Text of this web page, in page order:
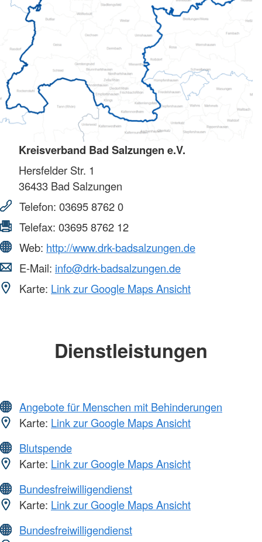
Kreisverband Bad Salzungen e.V.
Hersfelder Str. 1
36433 Bad Salzungen
Telefon: 03695 8762 0
Telefax: 03695 8762 12
Web: http://www.drk-badsalzungen.de
E-Mail: info@drk-badsalzungen.de
Karte: Link zur Google Maps Ansicht
Dienstleistungen
Angebote für Menschen mit Behinderungen
Karte: Link zur Google Maps Ansicht
Blutspende
Karte: Link zur Google Maps Ansicht
Bundesfreiwilligendienst
Karte: Link zur Google Maps Ansicht
Bundesfreiwilligendienst